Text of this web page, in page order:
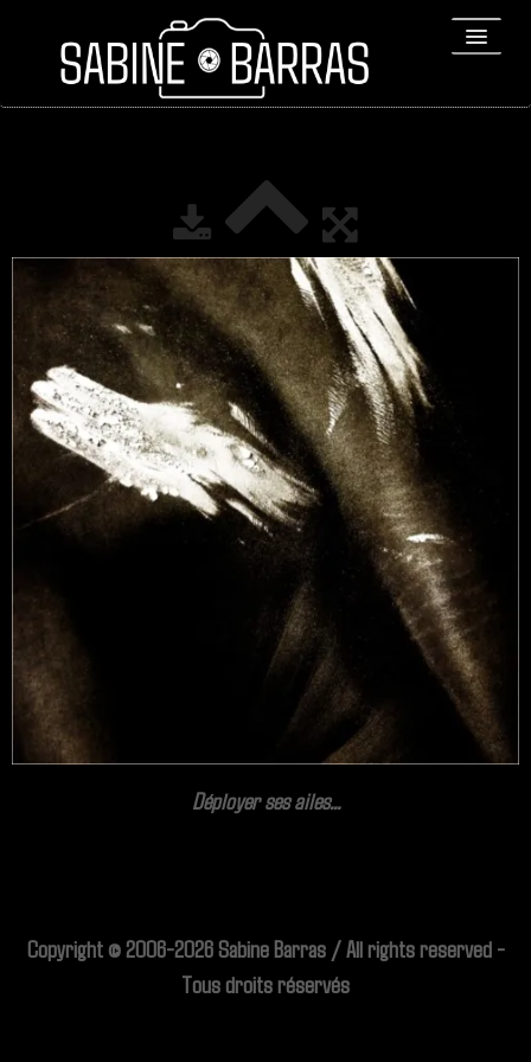
REPORTAGES▼
Bio▼
Expositions
Contact / Tirages
Déployer ses ailes...
Copyright © 2006-2026 Sabine Barras / All rights reserved -
Tous droits réservés